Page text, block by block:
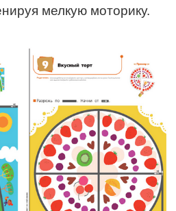
мелкую моторику.